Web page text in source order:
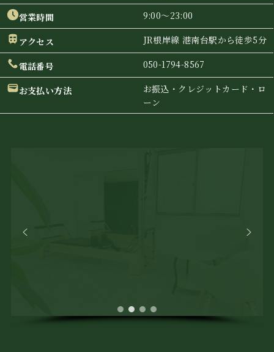
営業時間
9:00〜23:00
アクセス JR根岸線 港南台駅から徒歩5分
電話番号 050-1794-8567
お支払い方法
お振込・クレジットカード・ロ
ーン